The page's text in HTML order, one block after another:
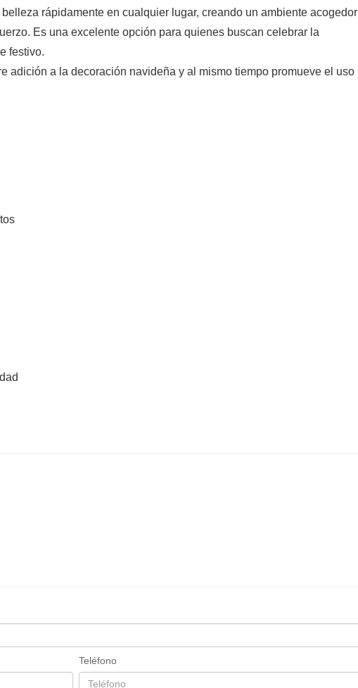
rápidamente en cualquier lugar, creando un ambiente acogedor
Es una excelente opción para quienes buscan celebrar la
festivo.
adición a la decoración navideña y al mismo tiempo promueve el uso
Teléfono